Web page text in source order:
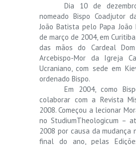
Dia 10 de
nomeado Bispo Coadjutor
João Batista pelo Papa
de março de 2004, em
das mãos do Cardeal Dom
Arcebispo-Mor da Igreja
Ucraniano, com sede em
ordenado Bispo.
Em 2004, como
colaborar com a Revista
2008. Começou a lecionar
no StudiumTheologicum –
2008 por causa da mudança
final do ano, pelas